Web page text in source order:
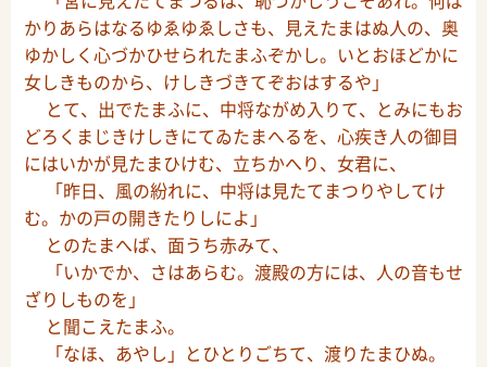
かりあらはなるゆゑゆゑしさも、見えたまはぬ人の、奥
ゆかしく心づかひせられたまふぞかし。いとおほどかに
女しきものから、けしきづきてぞおはするや」
とて、出でたまふに、中将ながめ入りて、とみにもお
どろくまじきけしきにてゐたまへるを、心疾き人の御目
にはいかが見たまひけむ、立ちかへり、女君に、
「昨日、風の紛れに、中将は見たてまつりやしてけ
む。かの戸の開きたりしによ」
とのたまへば、面うち赤みて、
「いかでか、さはあらむ。渡殿の方には、人の音もせ
ざりしものを」
と聞こえたまふ。
「なほ、あやし」とひとりごちて、渡りたまひぬ。